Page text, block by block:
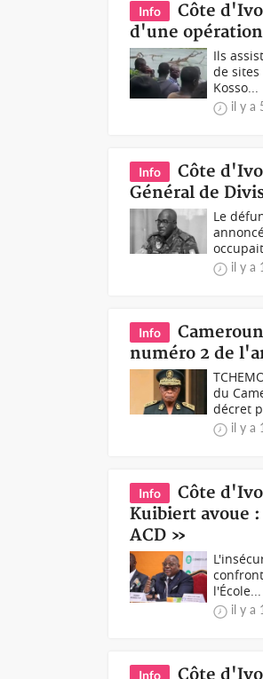
Info
Côte
d'une
Ils
de
Kosso...
il y a
Info
Côte
Général de
Le
il y a
Info
numéro 2 de
du
décret
il y a
Info
Côte
Kuibiert avoue
ACD »
l'École...
il y a
Info